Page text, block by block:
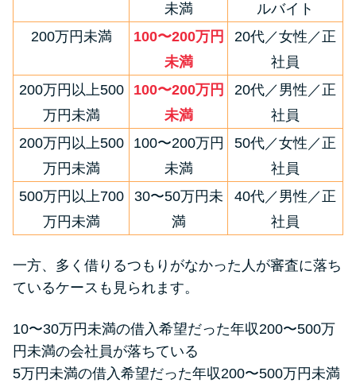
未満
ルバイト
200万円未満
100〜200万円
未満
20代／女性／正
社員
200万円以上500
万円未満
100〜200万円
未満
20代／男性／正
社員
200万円以上500
万円未満
100〜200万円
未満
50代／女性／正
社員
500万円以上700
万円未満
30〜50万円未
満
40代／男性／正
社員
一方、多く借りるつもりがなかった人が審査に落ち
ているケースも見られます。
10〜30万円未満の借入希望だった年収200〜500万
円未満の会社員が落ちている
5万円未満の借入希望だった年収200〜500万円未満